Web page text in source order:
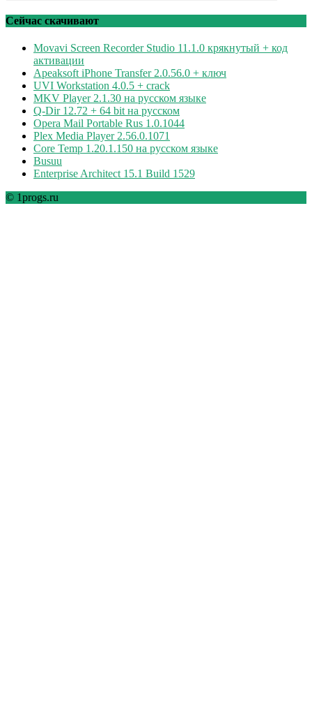
рубрикам
Сейчас скачивают
Movavi Screen Recorder Studio 11.1.0 крякнутый + код
активации
Apeaksoft iPhone Transfer 2.0.56.0 + ключ
UVI Workstation 4.0.5 + crack
MKV Player 2.1.30 на русском языке
Q-Dir 12.72 + 64 bit на русском
Opera Mail Portable Rus 1.0.1044
Plex Media Player 2.56.0.1071
Core Temp 1.20.1.150 на русском языке
Busuu
Enterprise Architect 15.1 Build 1529
© 1progs.ru